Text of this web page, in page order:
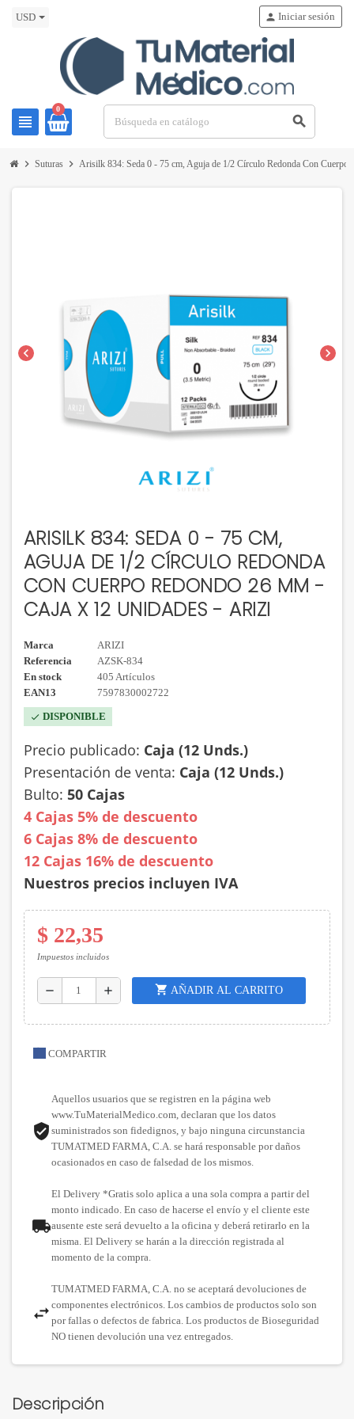
USD
view_headline
person Iniciar sesión
0
search
chevron_right Suturas chevron_right Arisilk 834: Seda 0 - 75 cm, Aguja de 1/2 Círculo Redonda Con
chevron_left chevron_right
ARISILK 834: SEDA 0 - 75 CM,
AGUJA DE 1/2 CÍRCULO REDONDA
CON CUERPO REDONDO 26 MM -
CAJA X 12 UNIDADES - ARIZI
Marca
ARIZI
Referencia
AZSK-834
En stock
405 Artículos
EAN13
7597830002722
check DISPONIBLE
Precio publicado: Caja (12 Unds.)
Presentación de venta: Caja (12 Unds.)
Bulto: 50 Cajas
4 Cajas 5% de descuento
6 Cajas 8% de descuento
12 Cajas 16% de descuento
Nuestros precios incluyen IVA
$ 22,35
Impuestos incluidos
remove add shopping_cart AÑADIR AL CARRITO
COMPARTIR
Aquellos usuarios que se registren en la página web
www.TuMaterialMedico.com, declaran que los datos
suministrados son fidedignos, y bajo ninguna circunstancia
TUMATMED FARMA, C.A. se hará responsable por daños
ocasionados en caso de falsedad de los mismos.
El Delivery *Gratis solo aplica a una sola compra a partir del
monto indicado. En caso de hacerse el envío y el cliente este
ausente este será devuelto a la oficina y deberá retirarlo en la
misma. El Delivery se harán a la dirección registrada al
momento de la compra.
TUMATMED FARMA, C.A. no se aceptará devoluciones de
componentes electrónicos. Los cambios de productos solo son
por fallas o defectos de fabrica. Los productos de Bioseguridad
NO tienen devolución una vez entregados.
Descripción